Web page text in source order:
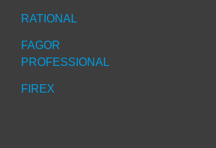
RATIONAL
FAGOR
PROFESSIONAL
FIREX